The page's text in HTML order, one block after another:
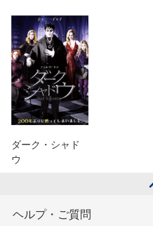
ダーク・シャド
ウ
ヘルプ・ご質問